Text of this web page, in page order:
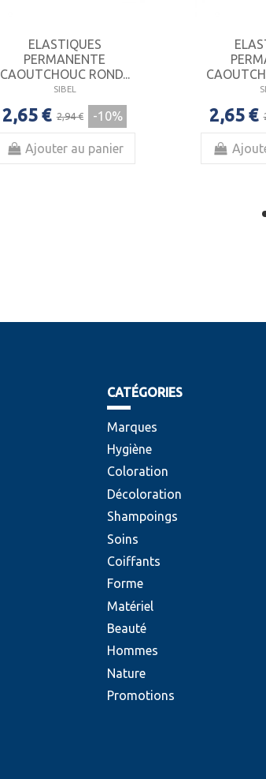
ELASTIQUES
PERMANENTE
CAOUTCHOUC ROND...
SIBEL
2,65 € 2,94 € -10%
Ajouter au panier
2,65 €
CATÉGORIES
Marques
Hygiène
Coloration
Décoloration
Shampoings
Soins
Coiffants
Forme
Matériel
Beauté
Hommes
Nature
Promotions